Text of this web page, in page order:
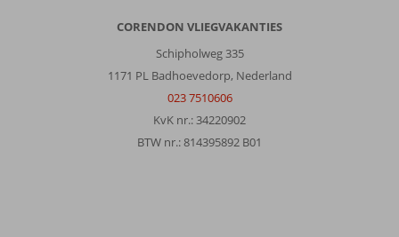
CORENDON VLIEGVAKANTIES
Schipholweg 335
1171 PL Badhoevedorp, Nederland
023 7510606
KvK nr.: 34220902
BTW nr.: 814395892 B01